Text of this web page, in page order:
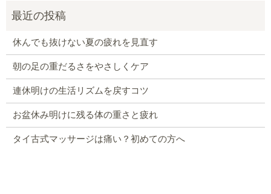
休んでも抜けない夏の疲れを見直す
朝の足の重だるさをやさしくケア
連休明けの生活リズムを戻すコツ
お盆休み明けに残る体の重さと疲れ
タイ古式マッサージは痛い？初めての方へ